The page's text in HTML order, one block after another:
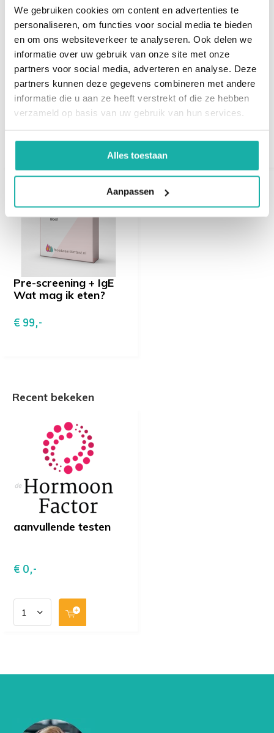
We gebruiken cookies om content en advertenties te
personaliseren, om functies voor social media te bieden
en om ons websiteverkeer te analyseren. Ook delen we
informatie over uw gebruik van onze site met onze
partners voor social media, adverteren en analyse. Deze
partners kunnen deze gegevens combineren met andere
informatie die u aan ze heeft verstrekt of die ze hebben
verzameld op basis van uw gebruik van hun services.
Alles toestaan
Aanpassen
Oestrogeen
metabolieten RP
€ 162,-
Zonuline uit Bloed
Pre-screening + IgE
Wat mag ik eten?
€ 99,-
Recent bekeken
aanvullende testen
€ 0,-